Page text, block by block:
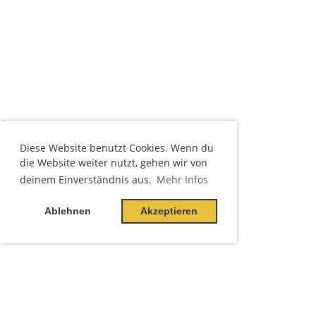
Diese Website benutzt Cookies. Wenn du
die Website weiter nutzt, gehen wir von
deinem Einverständnis aus. Mehr Infos
Ablehnen Akzeptieren